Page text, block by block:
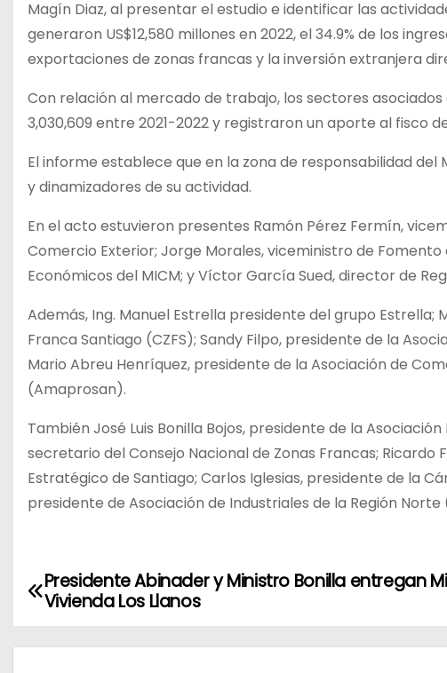
Magín Diaz, al presentar el estudio e identificar las
generaron US$12,580 millones en 2022, el 34.9% de los
exportaciones de zonas francas y la inversión extranjera
Con relación al mercado de trabajo, los sectores
3,030,609 entre 2021-2022 y registraron un aporte al fisco
El informe establece que en la zona de responsabilidad
y dinamizadores de su actividad.
En el acto estuvieron presentes Ramón Pérez Fermín,
Comercio Exterior; Jorge Morales, viceministro de
Económicos del MICM; y Víctor García Sued, director de
Además, Ing. Manuel Estrella presidente del grupo Estrella;
Franca Santiago (CZFS); Sandy Filpo, presidente de la
Mario Abreu Henríquez, presidente de la Asociación de
(Amaprosan).
También José Luis Bonilla Bojos, presidente de la
secretario del Consejo Nacional de Zonas Francas;
Estratégico de Santiago; Carlos Iglesias, presidente de la
presidente de Asociación de Industriales de la Región Norte
NPresidente Abinader y Ministro Bonilla entregan Mi
Vivienda Los Llanos